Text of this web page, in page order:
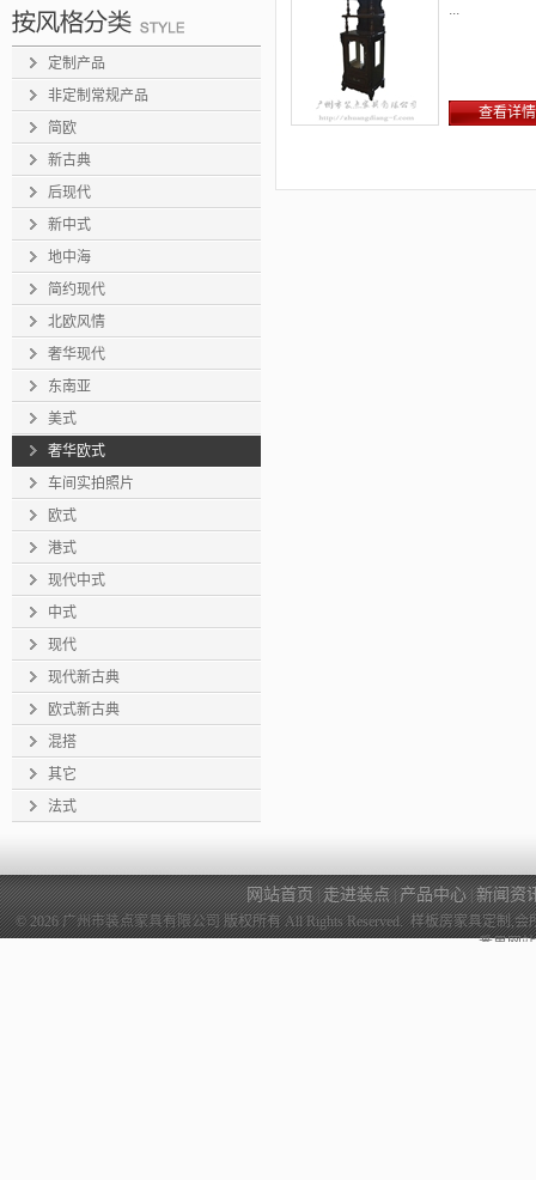
定制产品
非定制常规产品
简欧
新古典
后现代
新中式
地中海
简约现代
北欧风情
奢华现代
东南亚
美式
奢华欧式
车间实拍照片
欧式
港式
现代中式
中式
现代
现代新古典
欧式新古典
混搭
其它
法式
...
查看详情
网站首页|走进装点|产品中心|新闻资
© 2026广州市装点家具有限公司版权所有 All Rights Reserved. 样板房家具定制,
番禺网